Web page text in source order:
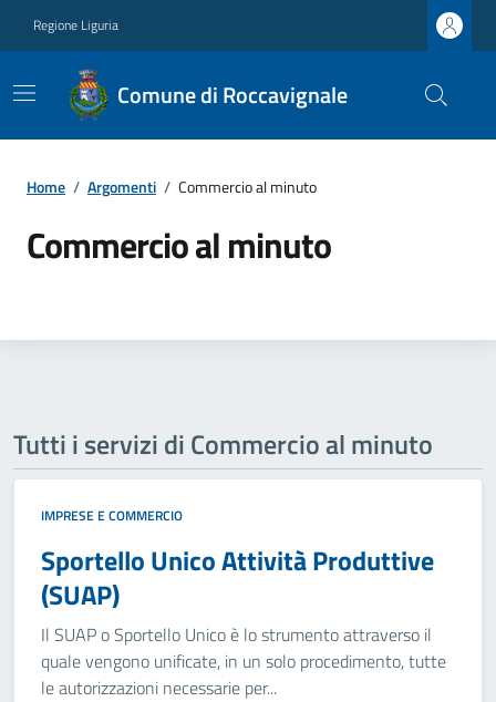
Regione Liguria
Comune di Roccavignale
Home / Argomenti / Commercio al minuto
Commercio al minuto
Tutti i servizi di Commercio al minuto
IMPRESE E COMMERCIO
Sportello Unico Attività Produttive
(SUAP)
Il SUAP o Sportello Unico è lo strumento attraverso il
quale vengono unificate, in un solo procedimento, tutte
le autorizzazioni necessarie per...